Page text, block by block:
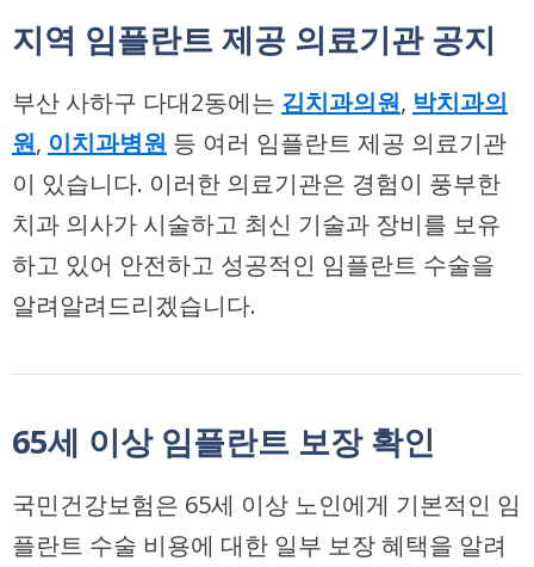
지역 임플란트 제공 의료기관 공지
부산 사하구 다대2동에는 김치과의원, 박치과의
원, 이치과병원 등 여러 임플란트 제공 의료기관
이 있습니다. 이러한 의료기관은 경험이 풍부한
치과 의사가 시술하고 최신 기술과 장비를 보유
하고 있어 안전하고 성공적인 임플란트 수술을
알려알려드리겠습니다.
65세 이상 임플란트 보장 확인
국민건강보험은 65세 이상 노인에게 기본적인 임
플란트 수술 비용에 대한 일부 보장 혜택을 알려